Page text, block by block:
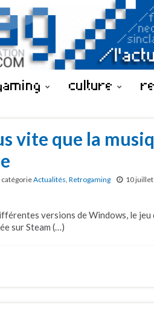
culture
vite que la
catégorieActualités, Retrogaming 10
versions de Windows, le jeu
sur Steam (…)